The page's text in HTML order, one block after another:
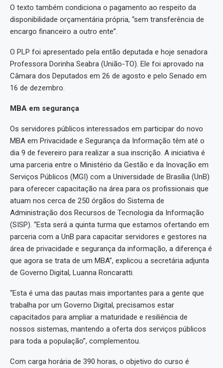
O texto também condiciona o pagamento ao respeito da
disponibilidade orçamentária própria, “sem transferência de
encargo financeiro a outro ente”.
O PLP foi apresentado pela então deputada e hoje senadora
Professora Dorinha Seabra (União-TO). Ele foi aprovado na
Câmara dos Deputados em 26 de agosto e pelo Senado em
16 de dezembro.
MBA em segurança
Os servidores públicos interessados em participar do novo
MBA em Privacidade e Segurança da Informação têm até o
dia 9 de fevereiro para realizar a sua inscrição. A iniciativa é
uma parceria entre o Ministério da Gestão e da Inovação em
Serviços Públicos (MGI) com a Universidade de Brasília (UnB)
para oferecer capacitação na área para os profissionais que
atuam nos cerca de 250 órgãos do Sistema de
Administração dos Recursos de Tecnologia da Informação
(SISP). “Esta será a quinta turma que estamos ofertando em
parceria com a UnB para capacitar servidores e gestores na
área de privacidade e segurança da informação, a diferença é
que agora se trata de um MBA”, explicou a secretária adjunta
de Governo Digital, Luanna Roncaratti.
“Esta é uma das pautas mais importantes para a gente que
trabalha por um Governo Digital, precisamos estar
capacitados para ampliar a maturidade e resiliência de
nossos sistemas, mantendo a oferta dos serviços públicos
para toda a população”, complementou.
Com carga horária de 390 horas, o objetivo do curso é